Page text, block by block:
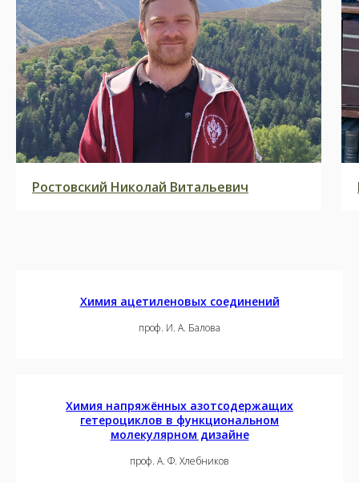
Ростовский Николай Витальевич
Химия ацетиленовых соединений
проф. И. А. Балова
Химия напряжённых азотсодержащих
гетероциклов в функциональном
молекулярном дизайне
проф. А. Ф. Хлебников